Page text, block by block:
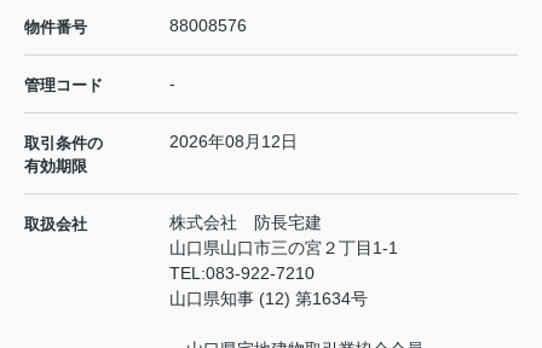
物件番号 88008576
管理コード -
取引条件の
有効期限
2026年08月12日
取扱会社
株式会社 防長宅建
山口県山口市三の宮２丁目1-1
TEL:083-922-7210
山口県知事 (12) 第1634号